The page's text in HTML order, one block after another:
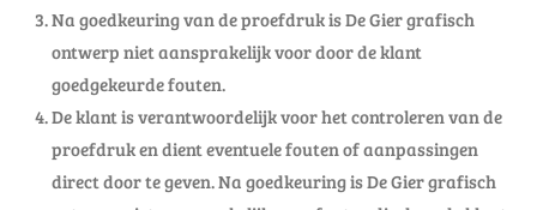
Na goedkeuring van de proefdruk is De Gier grafisch
ontwerp niet aansprakelijk voor door de klant
goedgekeurde fouten.
De klant is verantwoordelijk voor het controleren van de
proefdruk en dient eventuele fouten of aanpassingen
direct door te geven. Na goedkeuring is De Gier grafisch